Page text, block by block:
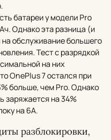
батареи у модели Pro
Однако эта разница (и
обслуживание большего
Тест с разрядкой
на них
OnePlus 7 остался при
больше, чем Pro. Однако
заряжается на 34%
на 6А.
разблокировки,